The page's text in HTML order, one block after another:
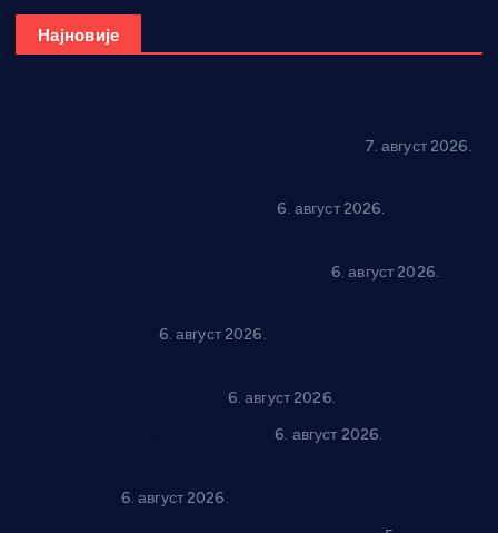
Најновије
7. август 2026.
6. август 2026.
6. август 2026.
6. август 2026.
6. август 2026.
6. август 2026.
6. август 2026.